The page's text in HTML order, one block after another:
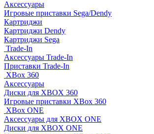
Аксессуары
Игровые приставки Sega/Dendy
Картриджи
Картриджи Dendy
Картриджи Sega
Trade-In
Аксессуары Trade-In
Приставки Trade-In
XBox 360
Аксессуары
Диски для XBOX 360
Игровые приставки XBox 360
XBox ONE
Аксессуары для XBOX ONE
Диски для XBOX ONE